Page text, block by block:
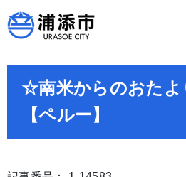
☆南米からのおた
【ペルー】